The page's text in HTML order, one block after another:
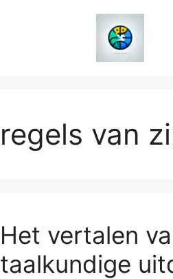
regels van
Het vertalen
taalkundige